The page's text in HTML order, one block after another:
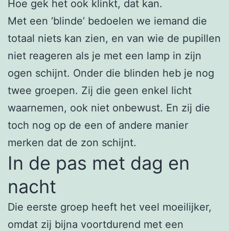
Hoe gek het ook klinkt, dat kan.
Met een ‘blinde’ bedoelen we iemand die
totaal niets kan zien, en van wie de pupillen
niet reageren als je met een lamp in zijn
ogen schijnt. Onder die blinden heb je nog
twee groepen. Zij die geen enkel licht
waarnemen, ook niet onbewust. En zij die
toch nog op de een of andere manier
merken dat de zon schijnt.
In de pas met dag en
nacht
Die eerste groep heeft het veel moeilijker,
omdat zij bijna voortdurend met een